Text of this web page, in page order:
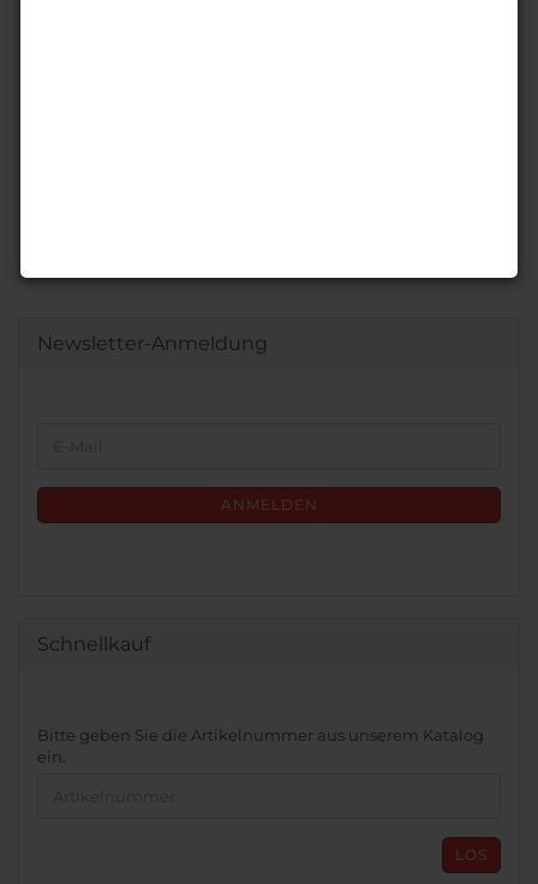
Newsletter-Anmeldung
ANMELDEN
Schnellkauf
BITTE
GEBEN
Bitte geben Sie die Artikelnummer aus unserem Katalog
ein.
LOS